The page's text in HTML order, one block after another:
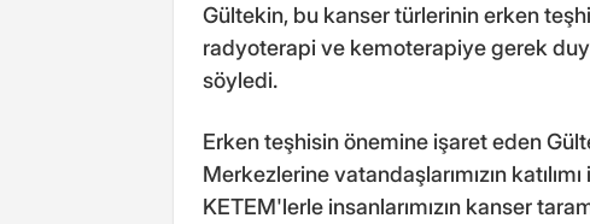
Gültekin, bu kanser türlerinin erken
radyoterapi ve kemoterapiye gerek
söyledi.
Erken teşhisin önemine işaret eden
Merkezlerine vatandaşlarımızın
KETEM'lerle insanlarımızın kanser